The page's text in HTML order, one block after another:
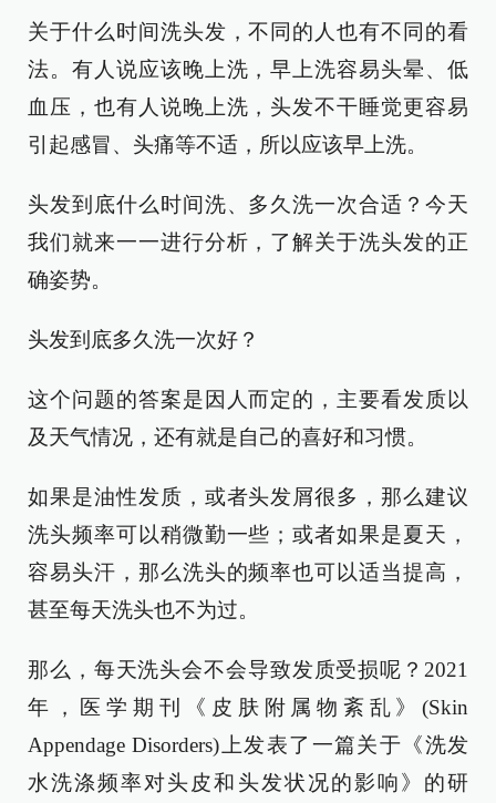
关于什么时间洗头发，不同的人也有不同的看
法。有人说应该晚上洗，早上洗容易头晕、低
血压，也有人说晚上洗，头发不干睡觉更容易
引起感冒、头痛等不适，所以应该早上洗。
头发到底什么时间洗、多久洗一次合适？今天
我们就来一一进行分析，了解关于洗头发的正
确姿势。
头发到底多久洗一次好？
这个问题的答案是因人而定的，主要看发质以
及天气情况，还有就是自己的喜好和习惯。
如果是油性发质，或者头发屑很多，那么建议
洗头频率可以稍微勤一些；或者如果是夏天，
容易头汗，那么洗头的频率也可以适当提高，
甚至每天洗头也不为过。
那么，每天洗头会不会导致发质受损呢？2021
年，医学期刊《皮肤附属物紊乱》(Skin
Appendage Disorders)上发表了一篇关于《洗发
水洗涤频率对头皮和头发状况的影响》的研